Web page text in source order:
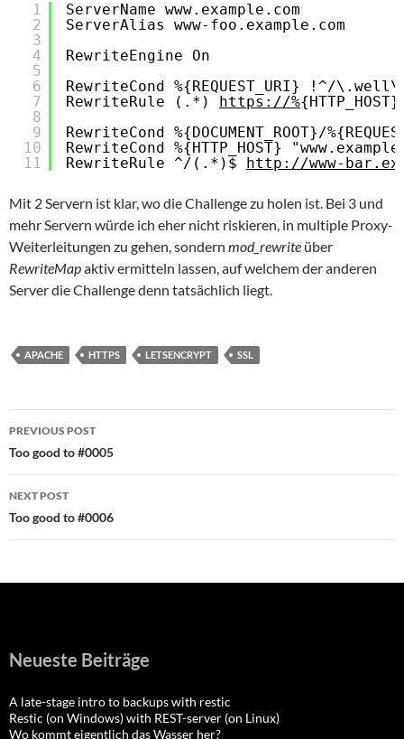
1
2
3
4
5
6
7
8
9
10
11
ServerName www.example.com
ServerAlias www-foo.example.com
RewriteEngine On
RewriteCond %{REQUEST_URI} !^/
RewriteRule (.*) https://%
RewriteCond %{DOCUMENT_ROOT}/
RewriteCond %{HTTP_HOST}
RewriteRule ^/(.*)$ http://www-
Mit 2 Servern ist klar, wo die Challenge zu holen ist. Bei 3 und
mehr Servern würde ich eher nicht riskieren, in multiple Proxy-
Weiterleitungen zu gehen, sondern mod_rewrite über
RewriteMapaktiv ermitteln lassen, auf welchem der anderen
Server die Challenge denn tatsächlich liegt.
APACHE HTTPS LETSENCRYPT SSL
Post
navigation
PREVIOUS POST
Too good to #0005
NEXT POST
Too good to #0006
Neueste Beiträge
A late-stage intro to backups with restic
Restic (on Windows) with REST-server (on Linux)
Wo kommt eigentlich das Wasser her?